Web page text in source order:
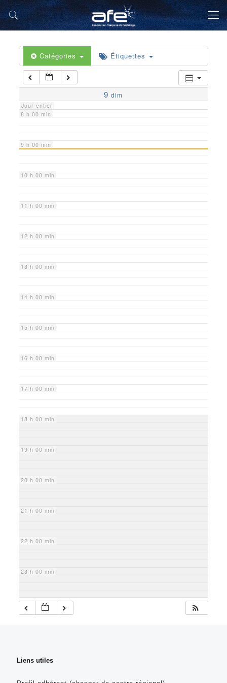
Catégories Étiquettes
9 dim
Jour entier
5 h 00 min
6 h 00 min
7 h 00 min
8 h 00 min
9 h 00 min
10 h 00 min
11 h 00 min
12 h 00 min
13 h 00 min
14 h 00 min
15 h 00 min
16 h 00 min
17 h 00 min
18 h 00 min
19 h 00 min
20 h 00 min
21 h 00 min
22 h 00 min
23 h 00 min
Liens utiles